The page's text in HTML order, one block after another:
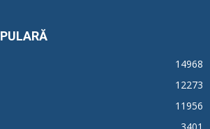
14968
12273
11956